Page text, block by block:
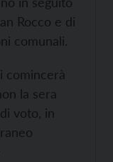
Rocco e di
comunali.
comincerà
la sera
voto, in